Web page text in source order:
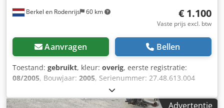
Berkel en Rodenrijs 60 km € 1.100
Vaste prijs excl. btw
Aanvragen Bellen
Toestand: gebruikt, kleur: overig, eerste registratie:
08/2005, Bouwjaar: 2005, Serienummer: 27.48.613.004
Cjdpfx Aszrtigjk Ujha Wij hebben meer dan 100 assen op
voorraad. Neem contact met ons op als u niet kunt vinden
Advertentie